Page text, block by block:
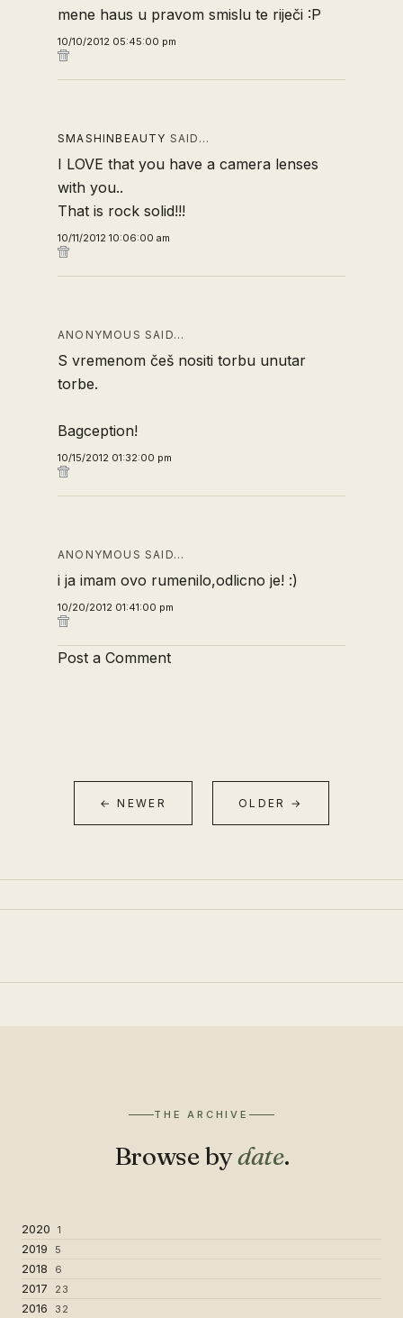
mene haus u pravom smislu te riječi :P
10/10/2012 05:45:00 pm
SMASHINBEAUTY SAID…
I LOVE that you have a camera lenses
with you..
That is rock solid!!!
10/11/2012 10:06:00 am
ANONYMOUS SAID…
S vremenom češ nositi torbu unutar
torbe.
Bagception!
10/15/2012 01:32:00 pm
ANONYMOUS SAID…
i ja imam ovo rumenilo,odlicno je! :)
10/20/2012 01:41:00 pm
Post a Comment
← NEWER OLDER →
THE ARCHIVE
Browse bydate.
2020 1
2019 5
2018 6
2017 23
2016 32